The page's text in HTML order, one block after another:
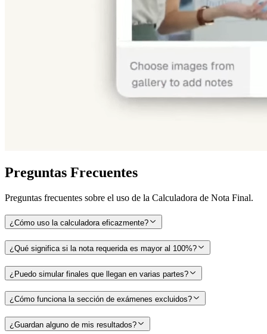
Preguntas Frecuentes
Preguntas frecuentes sobre el uso de la Calculadora de Nota Final.
¿Cómo uso la calculadora eficazmente?
¿Qué significa si la nota requerida es mayor al 100%?
¿Puedo simular finales que llegan en varias partes?
¿Cómo funciona la sección de exámenes excluidos?
¿Guardan alguno de mis resultados?